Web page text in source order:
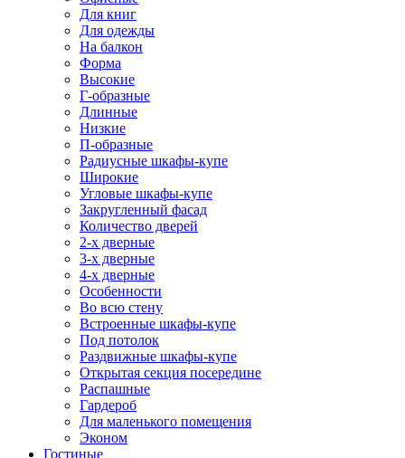
Для книг
Для одежды
На балкон
Форма
Высокие
Г-образные
Длинные
Низкие
П-образные
Радиусные шкафы-купе
Широкие
Угловые шкафы-купе
Закругленный фасад
Количество дверей
2-х дверные
3-х дверные
4-х дверные
Особенности
Во всю стену
Встроенные шкафы-купе
Под потолок
Раздвижные шкафы-купе
Открытая секция посередине
Распашные
Гардероб
Для маленького помещения
Эконом
Гостиные